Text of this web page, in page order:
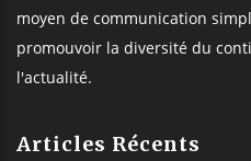
moyen de communication
promouvoir la diversité du
l'actualité.
Articles Récents